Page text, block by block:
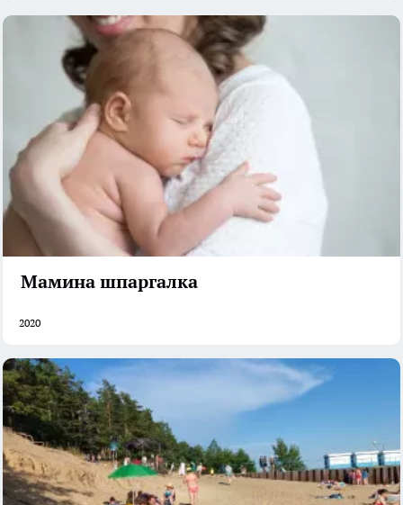
Мамина шпаргалка
2020